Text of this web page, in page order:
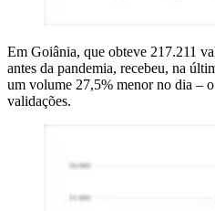
Em Goiânia, que obteve 217.211
antes da pandemia, recebeu, na
um volume 27,5% menor no dia –
validações.